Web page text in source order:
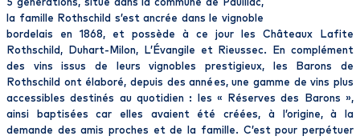
5 générations, situé dans la commune de Pauillac,
la famille Rothschild s’est ancrée dans le vignoble
bordelais en 1868, et possède à ce jour les Châteaux Lafite
Rothschild, Duhart-Milon, L’Évangile et Rieussec. En complément
des vins issus de leurs vignobles prestigieux, les Barons de
Rothschild ont élaboré, depuis des années, une gamme de vins plus
accessibles destinés au quotidien : les « Réserves des Barons »,
ainsi baptisées car elles avaient été créées, à l’origine, à la
demande des amis proches et de la famille. C’est pour perpétuer